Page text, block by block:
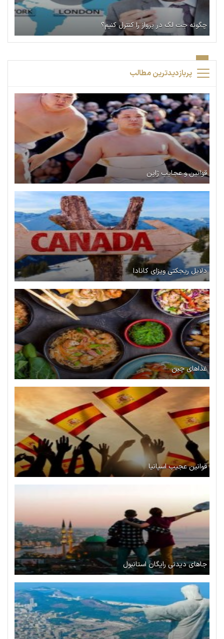
چگونه جت لگ در پرواز را کنترل کنیم؟
پربازدیدترین مطالب
قوانین و عجایب ژاپن
دلایل ریجکتی ویزای کانادا
غذاهای چین
قوانین عجیب اسپانیا
جاهای دیدنی رایگان استانبول